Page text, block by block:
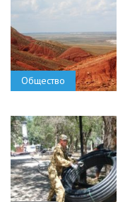
Общество